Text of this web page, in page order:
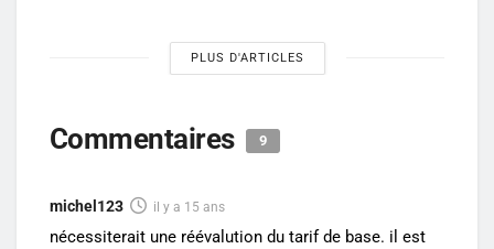
PLUS D'ARTICLES
Commentaires 9
michel123 il y a 15 ans
nécessiterait une réévalution du tarif de base. il est